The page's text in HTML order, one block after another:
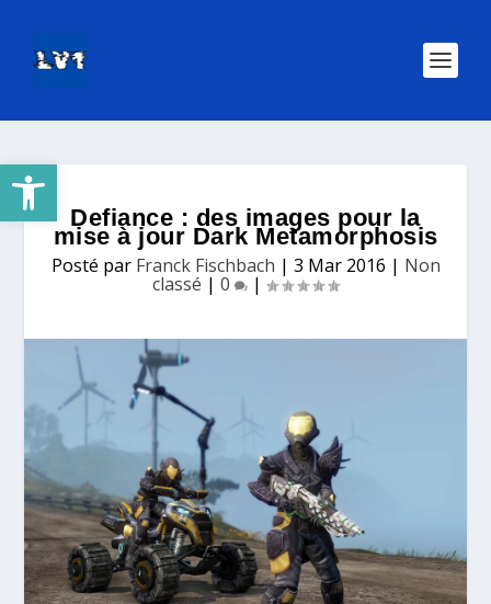
Ouvrir la barre d’outils
Defiance : des images pour la
mise à jour Dark Metamorphosis
Posté par Franck Fischbach | 3 Mar 2016 | Non
classé | 0 |